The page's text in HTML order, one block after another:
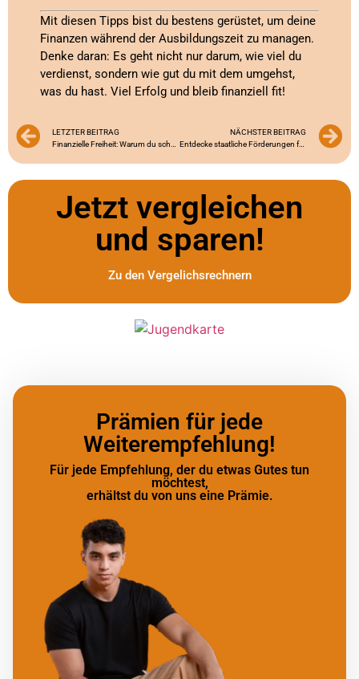
Mit diesen Tipps bist du bestens gerüstet, um deine
Finanzen während der Ausbildungszeit zu managen.
Denke daran: Es geht nicht nur darum, wie viel du
verdienst, sondern wie gut du mit dem umgehst,
was du hast. Viel Erfolg und bleib finanziell fit!
LETZTER BEITRAG
NÄCHSTER BEITRAG
Entdecke staatliche Förderungen für deine Ausbildung!
Jetzt vergleichen
und sparen!
Zu den Vergelichsrechnern
Prämien für jede
Weiterempfehlung!
Für jede Empfehlung, der du etwas Gutes tun
möchtest,
erhältst du von uns eine Prämie.